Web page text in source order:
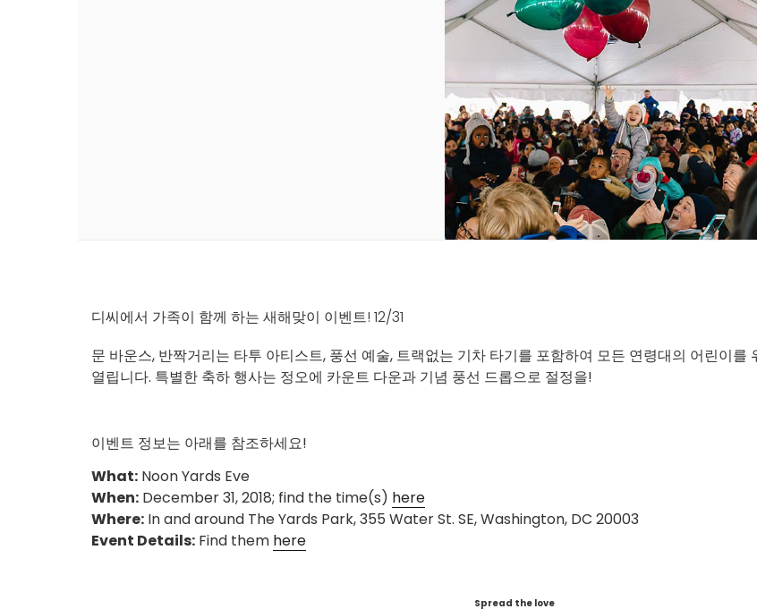
디씨에서 가족이 함께 하는 새해맞이 이벤트! 12/31
문 바운스, 반짝거리는 타투 아티스트, 풍선 예술, 트랙없는 기차 타기를 포함하여 모든 연령대의 어린이를
열립니다. 특별한 축하 행사는 정오에 카운트 다운과 기념 풍선 드롭으로 절정을!
이벤트 정보는 아래를 참조하세요!
What: Noon Yards Eve
When: December 31, 2018; find the time(s) here
Where: In and around The Yards Park, 355 Water St. SE, Washington, DC 20003
Event Details: Find them here
Spread the love